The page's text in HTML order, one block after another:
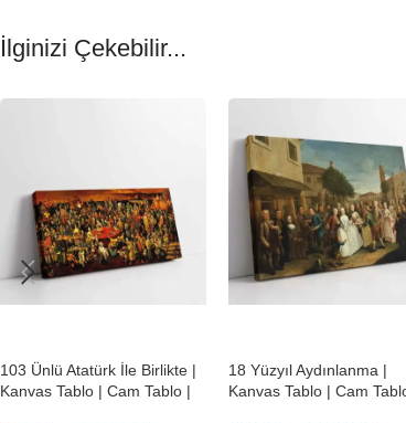
İlginizi Çekebilir...
103 Ünlü Atatürk İle Birlikte |
Kanvas Tablo | Cam Tablo |
18 Yüzyıl Aydınlanma |
Kanvas Tablo | Cam